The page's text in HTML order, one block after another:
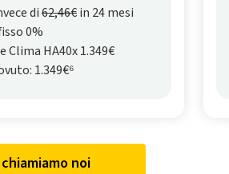
di62,46€in 24 mesi
0%
Clima HA40x 1.349€
1.349€⁶
noi